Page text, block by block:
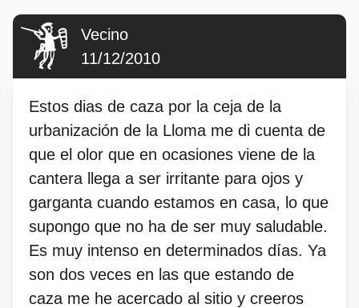
Vecino
11/12/2010
Estos dias de caza por la ceja de la
urbanización de la Lloma me di cuenta de
que el olor que en ocasiones viene de la
cantera llega a ser irritante para ojos y
garganta cuando estamos en casa, lo que
supongo que no ha de ser muy saludable.
Es muy intenso en determinados días. Ya
son dos veces en las que estando de
caza me he acercado al sitio y creeros